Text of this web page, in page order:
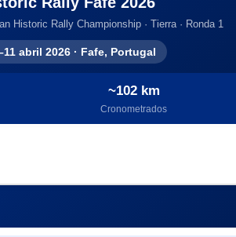
Historic Rally Championship · Tierra · Ronda 1
abril 2026 · Fafe, Portugal
~102 km
Cronometrados